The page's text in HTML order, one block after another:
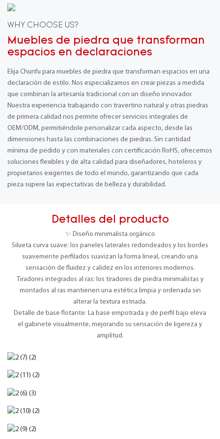
WHY CHOOSE US?
Muebles de piedra que transforman
espacios en declaraciones
Elija Chunfu para muebles de piedra que transforman espacios en una
declaración de estilo. Nos especializamos en crear piezas a medida
que combinan la artesanía tradicional con un diseño innovador.
Nuestra experiencia trabajando con travertino natural y otras piedras
de primera calidad nos permite ofrecer servicios integrales de
OEM/ODM, permitiéndole personalizar cada aspecto, desde las
dimensiones hasta las combinaciones de piedras. Sin cantidad
mínima de pedido y con materiales con certificación RoHS, ofrecemos
soluciones flexibles y de alta calidad para diseñadores, hoteleros y
propietarios exigentes de todo el mundo, garantizando que cada
pieza supere las expectativas de belleza y durabilidad.
Detalles del producto
✨ Diseño minimalista orgánico
Silueta curva suave: los paneles laterales redondeados y los bordes
suavemente perfilados suavizan la forma lineal, creando una
sensación de fluidez y calidez en los interiores modernos.
Tiradores integrados al ras: los tiradores de piedra minimalistas y
montados al ras mantienen una estética limpia y ordenada sin
alterar la textura estriada.
Detalle de base flotante: La base empotrada y de perfil bajo eleva
el gabinete visualmente, mejorando su sensación de ligereza y
amplitud.